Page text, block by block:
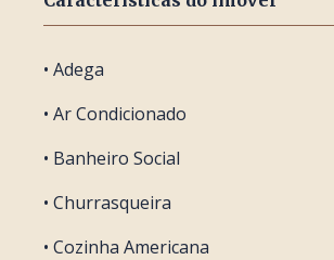
• Adega
• Ar Condicionado
• Banheiro Social
• Churrasqueira
• Cozinha Americana